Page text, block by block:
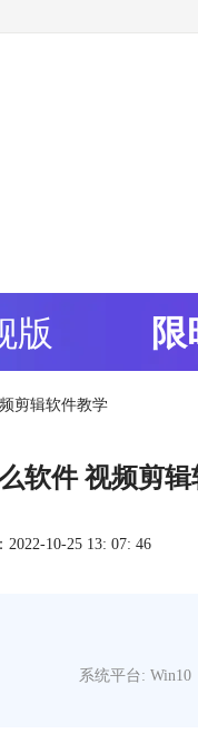
版
剪辑软件教学
软件 视频剪
2022-10-25 13: 07: 46
系统平台: Win10